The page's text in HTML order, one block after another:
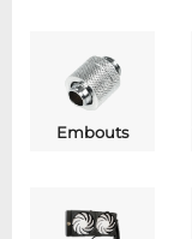
Embouts